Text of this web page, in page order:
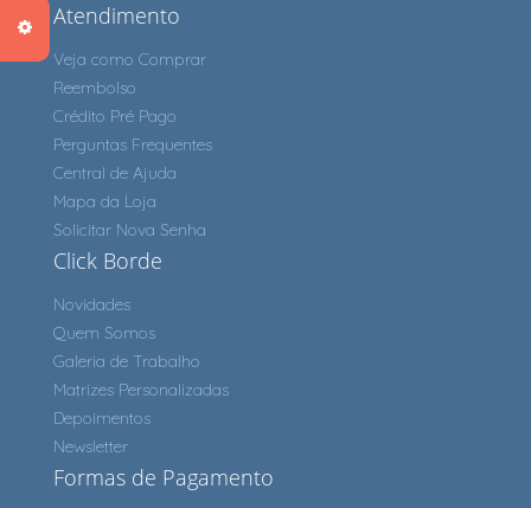
Atendimento
Veja como Comprar
Reembolso
Crédito Pré Pago
Perguntas Frequentes
Central de Ajuda
Mapa da Loja
Solicitar Nova Senha
Click Borde
Novidades
Quem Somos
Galeria de Trabalho
Matrizes Personalizadas
Depoimentos
Newsletter
Formas de Pagamento